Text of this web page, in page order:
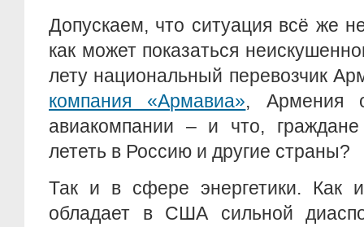
Допускаем, что ситуация всё же
как может показаться
лету национальный перевозчик
компания «Армавиа», Армения
авиакомпании – и что,
лететь в Россию и другие страны?
Так и в сфере энергетики. Как
обладает в США сильной